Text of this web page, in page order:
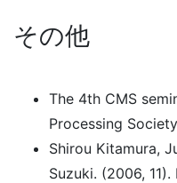
その他
The 4th CMS
Processing
Shirou Kitamura,
Suzuki. (2006,